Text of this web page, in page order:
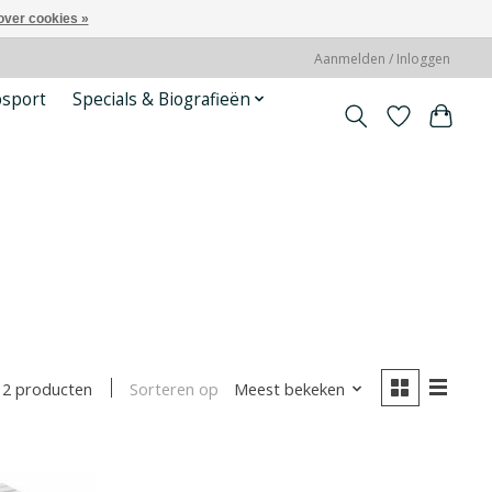
Aanmelden / Inloggen
Specials & Biografieën
2 producten Sorteren op Meest bekeken
cookies »